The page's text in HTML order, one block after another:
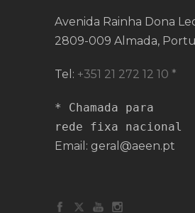
Avenida Rainha Dona
2809-009 Almada,
Tel: +351 21 272 12 10 *
* Chamada para
rede fixa nacional
Email: geral@aeen.pt